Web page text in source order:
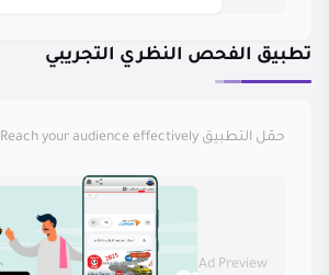
تطبيق الفحص النظري التجريبي
حمّل التطبيق Reach your audience effectively
Ad Preview